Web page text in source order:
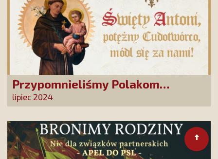
Przypomnieliśmy Polakom
Świętego Antoniego!
lipiec 2024